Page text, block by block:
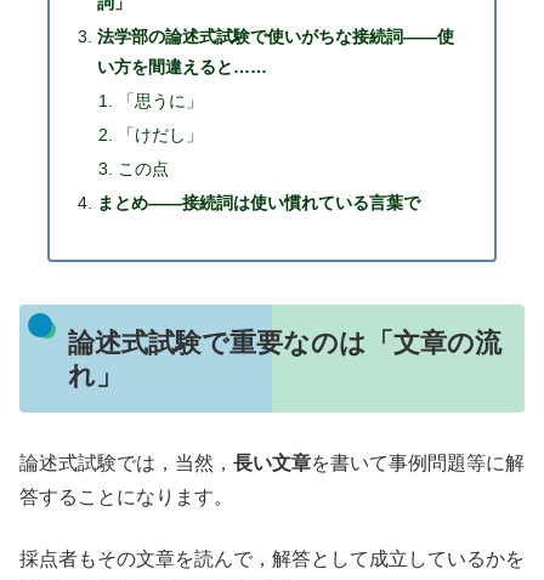
法学部の論述式試験で使いがちな接続詞――使
い方を間違えると……
「思うに」
「けだし」
この点
まとめ――接続詞は使い慣れている言葉で
論述式試験で重要なのは「文章の流
れ」
論述式試験では，当然， 長い文章を書いて事例問題等に解
答することになります。
採点者もその文章を読んで，解答として成立しているかを